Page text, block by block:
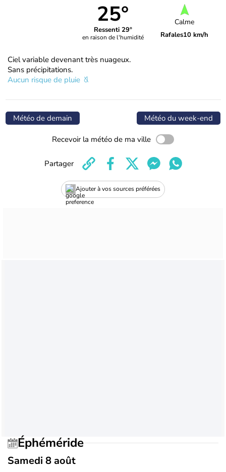
25°
Ressenti 29°
en raison de l'humidité
Calme
Rafales10 km/h
Ciel variable devenant très nuageux.
Sans précipitations.
Aucun risque de pluie
Météo de demain Météo du week-end
Recevoir la météo de ma ville
Ajouter à vos sources préférées
Partager
Éphéméride
Samedi 8 août